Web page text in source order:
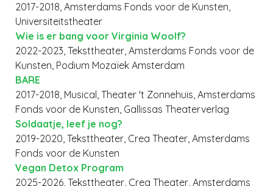
2017-2018, Amsterdams Fonds voor de Kunsten,
Universiteitstheater
Wie is er bang voor Virginia Woolf?
2022-2023, Teksttheater, Amsterdams Fonds voor de
Kunsten, Podium Mozaïek Amsterdam
BARE
2017-2018, Musical, Theater 't Zonnehuis, Amsterdams
Fonds voor de Kunsten, Gallissas Theaterverlag
Soldaatje, leef je nog?
2019-2020, Teksttheater, Crea Theater, Amsterdams
Fonds voor de Kunsten
Vegan Detox Program
2025-2026, Teksttheater, Crea Theater, Amsterdams